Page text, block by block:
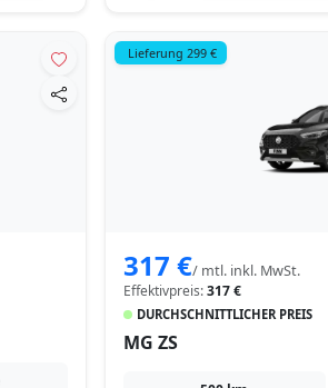
Lieferung 299 €
317 €/ mtl. inkl. MwSt.
Effektivpreis:317 €
DURCHSCHNITTLICHER PREIS
MG ZS